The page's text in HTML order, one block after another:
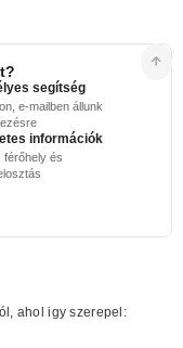
segítség
e-mailben állunk
információk
férőhely és
ahol igy szerepel: